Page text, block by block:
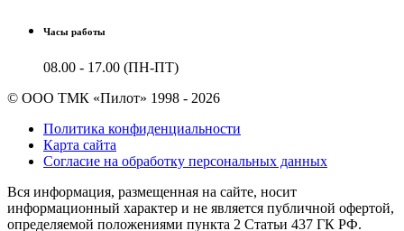
Часы работы
08.00 - 17.00 (ПН-ПТ)
© ООО ТМК «Пилот» 1998 - 2026
Политика конфиденциальности
Карта сайта
Согласие на обработку персональных данных
Вся информация, размещенная на сайте, носит
информационный характер и не является публичной офертой,
определяемой положениями пункта 2 Cтатьи 437 ГК РФ.